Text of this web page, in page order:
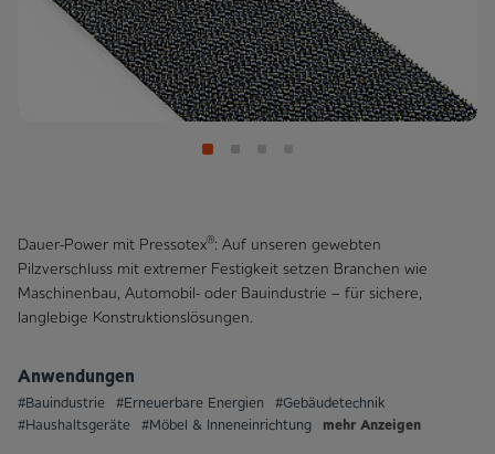
Dauer-Power mit Pressotex®: Auf unseren gewebten
Pilzverschluss mit extremer Festigkeit setzen Branchen wie
Maschinenbau, Automobil- oder Bauindustrie – für sichere,
langlebige Konstruktionslösungen.
Anwendungen
#Bauindustrie #Erneuerbare Energien
#Gebäudetechnik
#Haushaltsgeräte #Möbel & Inneneinrichtung mehr Anzeigen